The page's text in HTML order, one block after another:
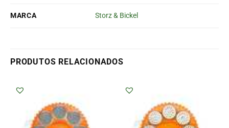
MARCA Storz & Bickel
PRODUTOS RELACIONADOS